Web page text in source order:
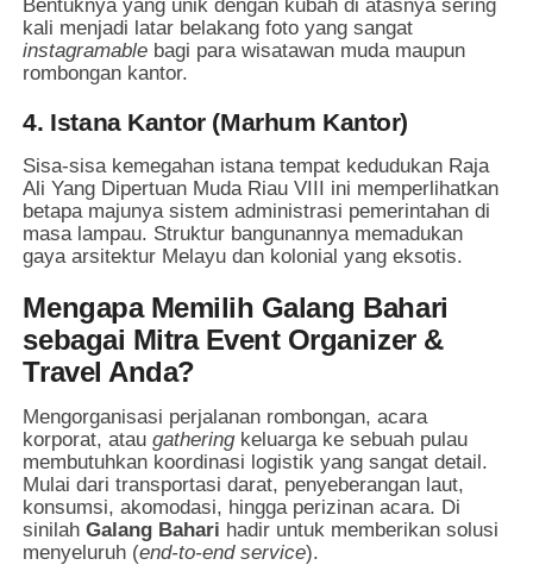
Bentuknya yang unik dengan kubah di atasnya sering
kali menjadi latar belakang foto yang sangat
instagramable bagi para wisatawan muda maupun
rombongan kantor.
4. Istana Kantor (Marhum Kantor)
Sisa-sisa kemegahan istana tempat kedudukan Raja
Ali Yang Dipertuan Muda Riau VIII ini memperlihatkan
betapa majunya sistem administrasi pemerintahan di
masa lampau. Struktur bangunannya memadukan
gaya arsitektur Melayu dan kolonial yang eksotis.
Mengapa Memilih Galang Bahari
sebagai Mitra Event Organizer &
Travel Anda?
Mengorganisasi perjalanan rombongan, acara
korporat, ataugatheringkeluarga ke sebuah pulau
membutuhkan koordinasi logistik yang sangat detail.
Mulai dari transportasi darat, penyeberangan laut,
konsumsi, akomodasi, hingga perizinan acara. Di
sinilahGalang Bahari hadir untuk memberikan solusi
menyeluruh (end-to-end service).